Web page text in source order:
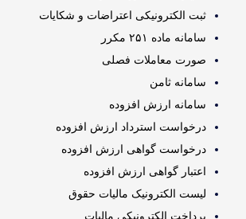
ثبت الکترونیکی اعتراضات و شکایات
سامانه ماده ۲۵۱ مکرر
صورت معاملات فصلی
سامانه ثامن
سامانه ارزش افزوده
درخواست استرداد ارزش افزوده
درخواست گواهی ارزش افزوده
اعتبار گواهی ارزش افزوده
لیست الکترونیک مالیات حقوق
پرداخت الکترونیکی مالیات